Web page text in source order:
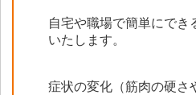
自宅や職場で簡単にでき
いたします。
症状の変化（筋肉の硬さ